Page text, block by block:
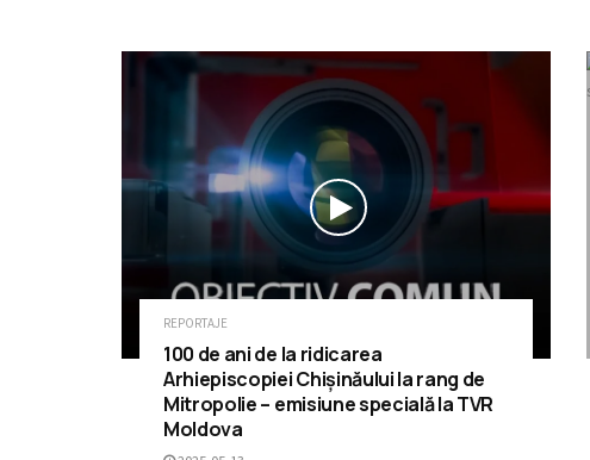
REPORTAJE
100 de ani de la ridicarea
Arhiepiscopiei Chișinăului la rang de
Mitropolie – emisiune specială la TVR
Moldova